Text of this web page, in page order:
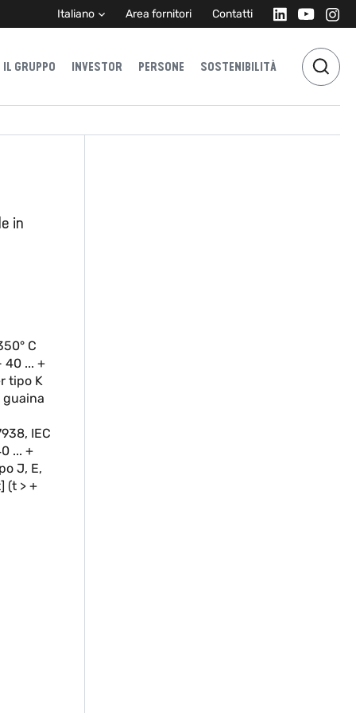
Italiano Area fornitori Contatti
IL GRUPPO INVESTOR PERSONE SOSTENIBILITÀ
in
C
40 ... +
tipo K
guaina
IEC
... +
J, E,
(t > +